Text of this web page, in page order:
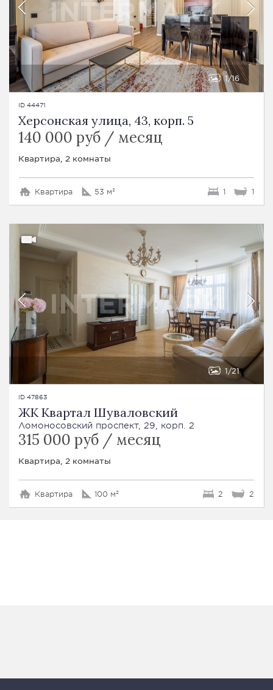
1 16
ID 44471
Херсонская улица, 43, корп. 5
140 000 руб / месяц
Квартира, 2 комнаты
Квартира 53 м² 1 1
1 21
ID 47863
ЖК Квартал Шуваловский
Ломоносовский проспект, 29, корп. 2
315 000 руб / месяц
Квартира, 2 комнаты
Квартира 100 м² 2 2